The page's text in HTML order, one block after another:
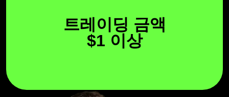
트레이딩 금액
$1 이상